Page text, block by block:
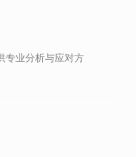
专业分析与应对方